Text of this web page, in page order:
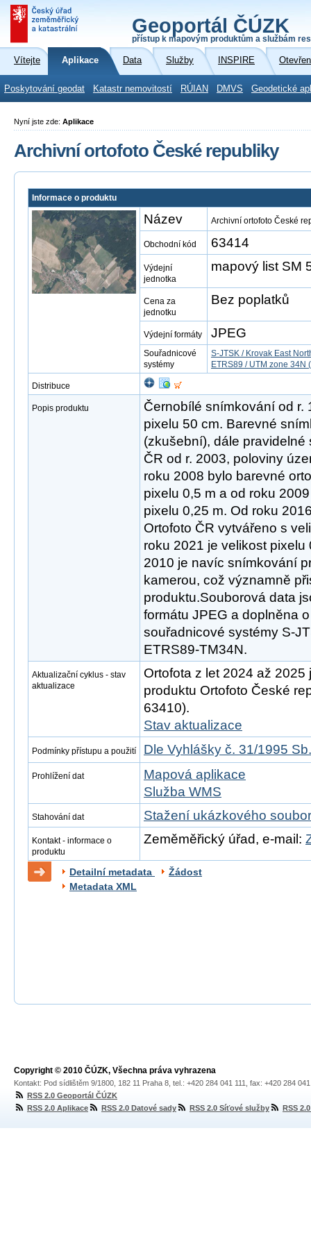
Geoportál ČÚZK
přístup k mapovým produktům a službám
Vítejte Aplikace Data Služby INSPIRE
Poskytování geodat Katastr nemovitostí RÚIAN DMVS Geodetické
Nyní jste zde: Aplikace
Archivní ortofoto České republiky
Informace o produktu
Název Archivní ortofoto České
Obchodní kód 63414
Výdejní
jednotka
mapový list SM
Cena za
jednotku
Bez poplatků
Výdejní formáty JPEG
Souřadnicové
systémy
S-JTSK / Krovak East
ETRS89 / UTM zone 34N
Distribuce
Popis produktu
Černobílé snímkování od r.
pixelu 50 cm. Barevné
(zkušební), dále
ČR od r. 2003, poloviny
roku 2008 bylo barevné
pixelu 0,5 m a od roku
pixelu 0,25 m. Od roku
Ortofoto ČR vytvářeno s
roku 2021 je velikost
2010 je navíc snímkování
kamerou, což významně
produktu.Souborová data
formátu JPEG a doplněna
souřadnicové systémy S-
ETRS89-TM34N.
Aktualizační cyklus - stav
aktualizace
Ortofota z let 2024 až
produktu Ortofoto České
63410).
Stav aktualizace
Podmínky přístupu a použití Dle Vyhlášky č. 31/1995 Sb.
Prohlížení dat
Mapová aplikace
Služba WMS
Stahování dat Stažení ukázkového
Kontakt - informace o
produktu
Zeměměřický úřad, e-mail:
Detailní metadata
Žádost
Metadata XML
Copyright © 2010 ČÚZK, Všechna práva vyhrazena
Kontakt: Pod sídlištěm 9/1800, 182 11 Praha 8, tel.: +420 284 041 111, fax: +420 284
RSS 2.0 Geoportál ČÚZK
RSS 2.0 Aplikace
RSS 2.0 Datové sady RSS 2.0 Síťové služby RSS